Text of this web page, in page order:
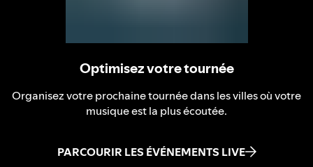
Optimisez votre tournée
Organisez votre prochaine tournée dans les villes où votre
musique est la plus écoutée.
PARCOURIR LES ÉVÉNEMENTS LIVE